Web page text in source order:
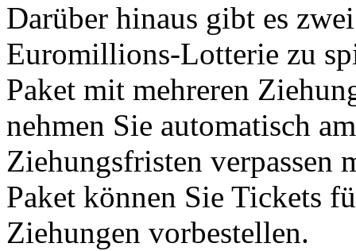
Darüber hinaus gibt es
Euromillions-Lotterie zu
Paket mit mehreren
nehmen Sie automatisch
Ziehungsfristen
Paket können Sie Tickets
Ziehungen vorbestellen.